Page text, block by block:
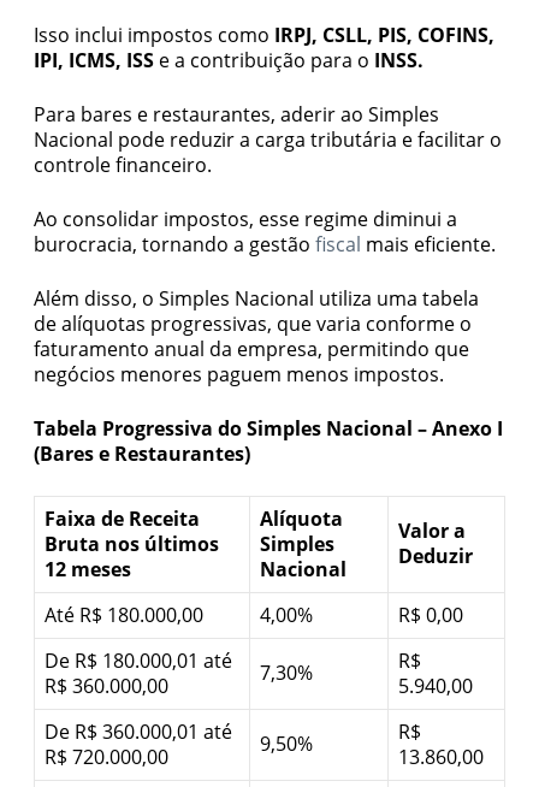
Isso inclui impostos como IRPJ, CSLL, PIS, COFINS,
IPI, ICMS, ISS e a contribuição para o INSS.
Para bares e restaurantes, aderir ao Simples
Nacional pode reduzir a carga tributária e facilitar o
controle financeiro.
Ao consolidar impostos, esse regime diminui a
burocracia, tornando a gestão fiscal mais eficiente.
Além disso, o Simples Nacional utiliza uma tabela
de alíquotas progressivas, que varia conforme o
faturamento anual da empresa, permitindo que
negócios menores paguem menos impostos.
Tabela Progressiva do Simples Nacional – Anexo I
(Bares e Restaurantes)
Faixa de Receita
Bruta nos últimos
12 meses
Alíquota
Simples
Nacional
Valor a
Deduzir
Até R$ 180.000,00 4,00%
R$ 0,00
De R$ 180.000,01 até
R$ 360.000,00
7,30%
R$
5.940,00
De R$ 360.000,01 até
R$ 720.000,00
9,50%
R$
13.860,00